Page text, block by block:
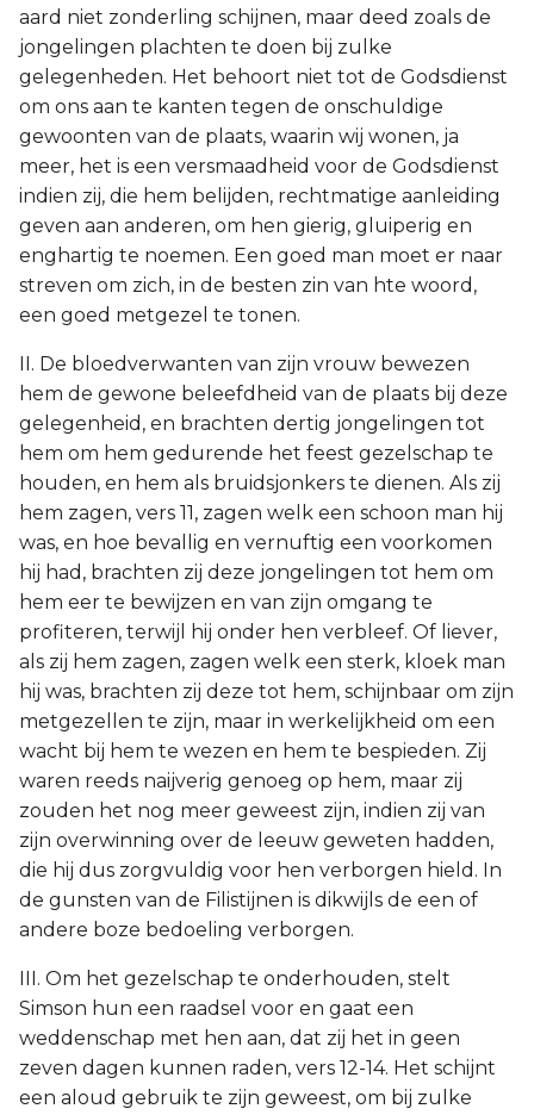
aard niet zonderling schijnen, maar deed zoals de
jongelingen plachten te doen bij zulke
gelegenheden. Het behoort niet tot de Godsdienst
om ons aan te kanten tegen de onschuldige
gewoonten van de plaats, waarin wij wonen, ja
meer, het is een versmaadheid voor de Godsdienst
indien zij, die hem belijden, rechtmatige aanleiding
geven aan anderen, om hen gierig, gluiperig en
enghartig te noemen. Een goed man moet er naar
streven om zich, in de besten zin van hte woord,
een goed metgezel te tonen.
II. De bloedverwanten van zijn vrouw bewezen
hem de gewone beleefdheid van de plaats bij deze
gelegenheid, en brachten dertig jongelingen tot
hem om hem gedurende het feest gezelschap te
houden, en hem als bruidsjonkers te dienen. Als zij
hem zagen, vers 11, zagen welk een schoon man hij
was, en hoe bevallig en vernuftig een voorkomen
hij had, brachten zij deze jongelingen tot hem om
hem eer te bewijzen en van zijn omgang te
profiteren, terwijl hij onder hen verbleef. Of liever,
als zij hem zagen, zagen welk een sterk, kloek man
hij was, brachten zij deze tot hem, schijnbaar om zijn
metgezellen te zijn, maar in werkelijkheid om een
wacht bij hem te wezen en hem te bespieden. Zij
waren reeds naijverig genoeg op hem, maar zij
zouden het nog meer geweest zijn, indien zij van
zijn overwinning over de leeuw geweten hadden,
die hij dus zorgvuldig voor hen verborgen hield. In
de gunsten van de Filistijnen is dikwijls de een of
andere boze bedoeling verborgen.
III. Om het gezelschap te onderhouden, stelt
Simson hun een raadsel voor en gaat een
weddenschap met hen aan, dat zij het in geen
zeven dagen kunnen raden, vers 12-14. Het schijnt
een aloud gebruik te zijn geweest, om bij zulke